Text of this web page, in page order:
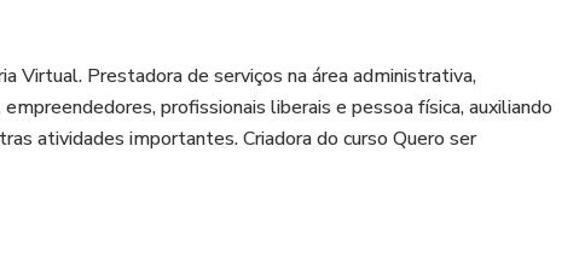
Virtual. Prestadora de serviços na área administrativa,
profissionais liberais e pessoa física, auxiliando
atividades importantes. Criadora do curso Quero ser